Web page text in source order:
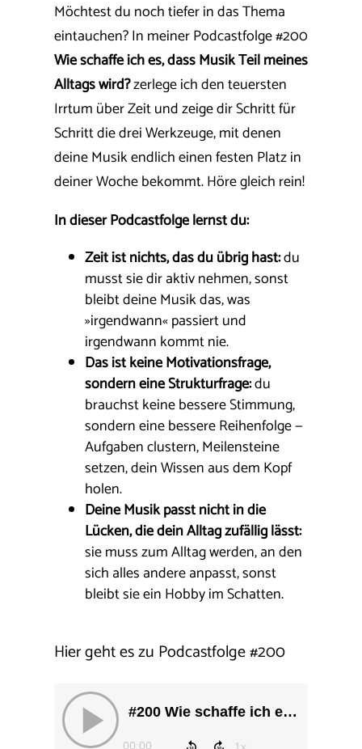
Möchtest du noch tiefer in das Thema
eintauchen? In meiner Podcastfolge #200
Wie schaffe ich es, dass Musik Teil meines
Alltags wird?zerlege ich den teuersten
Irrtum über Zeit und zeige dir Schritt für
Schritt die drei Werkzeuge, mit denen
deine Musik endlich einen festen Platz in
deiner Woche bekommt. Höre gleich rein!
In dieser Podcastfolge lernst du:
Zeit ist nichts, das du übrig hast:du
musst sie dir aktiv nehmen, sonst
bleibt deine Musik das, was
»irgendwann« passiert und
irgendwann kommt nie.
Das ist keine Motivationsfrage,
sondern eine Strukturfrage:du
brauchst keine bessere Stimmung,
sondern eine bessere Reihenfolge —
Aufgaben clustern, Meilensteine
setzen, dein Wissen aus dem Kopf
holen.
Deine Musik passt nicht in die
Lücken, die dein Alltag zufällig lässt:
sie muss zum Alltag werden, an den
sich alles andere anpasst, sonst
bleibt sie ein Hobby im Schatten.
Hier geht es zu Podcastfolge#200